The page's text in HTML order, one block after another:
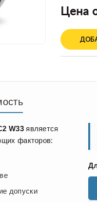
Цена
W33является
факторов:
допуски